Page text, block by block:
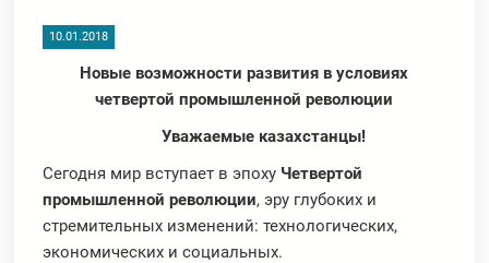
10.01.2018
Новые возможности развития в условиях
четвертой промышленной революции
Уважаемые казахстанцы!
Сегодня мир вступает в эпоху Четвертой
промышленной революции, эру глубоких и
стремительных изменений: технологических,
экономических и социальных.